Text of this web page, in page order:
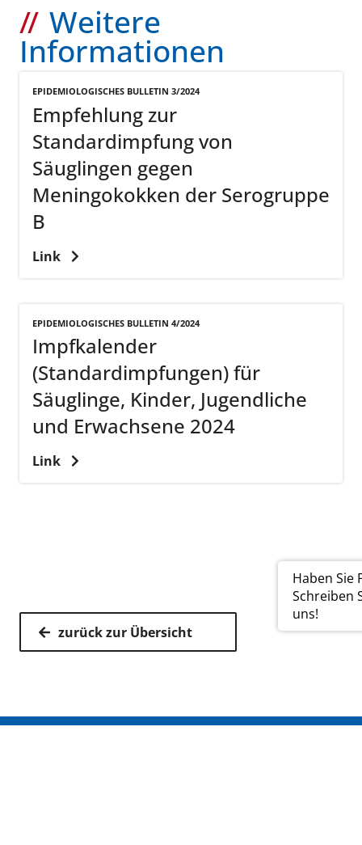
Haben Sie
Schreiben
uns!
Weitere
Informationen
EPIDEMIOLOGISCHES BULLETIN 3/2024
Empfehlung zur
Standardimpfung von
Säuglingen gegen
Meningokokken der Serogruppe
B
Link
EPIDEMIOLOGISCHES BULLETIN 4/2024
Impfkalender
(Standardimpfungen) für
Säuglinge, Kinder, Jugendliche
und Erwachsene 2024
Link
zurück zur Übersicht